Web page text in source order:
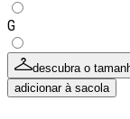
G
descubra o
adicionar à sacola